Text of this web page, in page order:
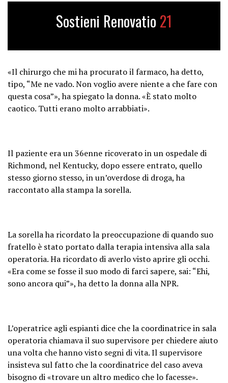
Sostieni Renovatio 21
«Il chirurgo che mi ha procurato il farmaco, ha detto,
tipo, “Me ne vado. Non voglio avere niente a che fare con
questa cosa”», ha spiegato la donna. «È stato molto
caotico. Tutti erano molto arrabbiati».
Il paziente era un 36enne ricoverato in un ospedale di
Richmond, nel Kentucky, dopo essere entrato, quello
stesso giorno stesso, in un’overdose di droga, ha
raccontato alla stampa la sorella.
La sorella ha ricordato la preoccupazione di quando suo
fratello è stato portato dalla terapia intensiva alla sala
operatoria. Ha ricordato di averlo visto aprire gli occhi.
«Era come se fosse il suo modo di farci sapere, sai: “Ehi,
sono ancora qui”», ha detto la donna alla NPR.
L’operatrice agli espianti dice che la coordinatrice in sala
operatoria chiamava il suo supervisore per chiedere aiuto
una volta che hanno visto segni di vita. Il supervisore
insisteva sul fatto che la coordinatrice del caso aveva
bisogno di «trovare un altro medico che lo facesse».